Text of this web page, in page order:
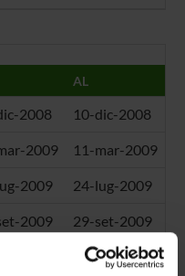
AL
2008 10-dic-2008
2009 11-mar-2009
2009 24-lug-2009
2009 29-set-2009